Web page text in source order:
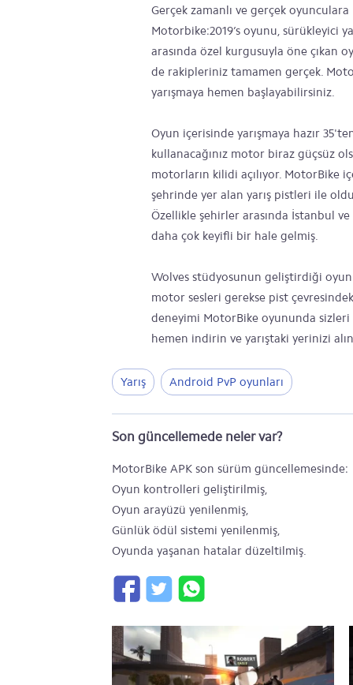
Gerçek zamanlı ve gerçek oyunculara
Motorbike:2019’s oyunu, sürükleyici
arasında özel kurgusuyla öne çıkan
de rakipleriniz tamamen gerçek.
yarışmaya hemen başlayabilirsiniz.
Oyun içerisinde yarışmaya hazır
kullanacağınız motor biraz güçsüz
motorların kilidi açılıyor. MotorBike
şehrinde yer alan yarış pistleri ile
Özellikle şehirler arasında İstanbul
daha çok keyifli bir hale gelmiş.
Wolves stüdyosunun geliştirdiği
motor sesleri gerekse pist
deneyimi MotorBike oyununda sizleri
hemen indirin ve yarıştaki yerinizi
Yarış Android PvP oyunları
Son güncellemede neler var?
MotorBike APK son sürüm güncellemesinde:
Oyun kontrolleri geliştirilmiş,
Oyun arayüzü yenilenmiş,
Günlük ödül sistemi yenilenmiş,
Oyunda yaşanan hatalar düzeltilmiş.